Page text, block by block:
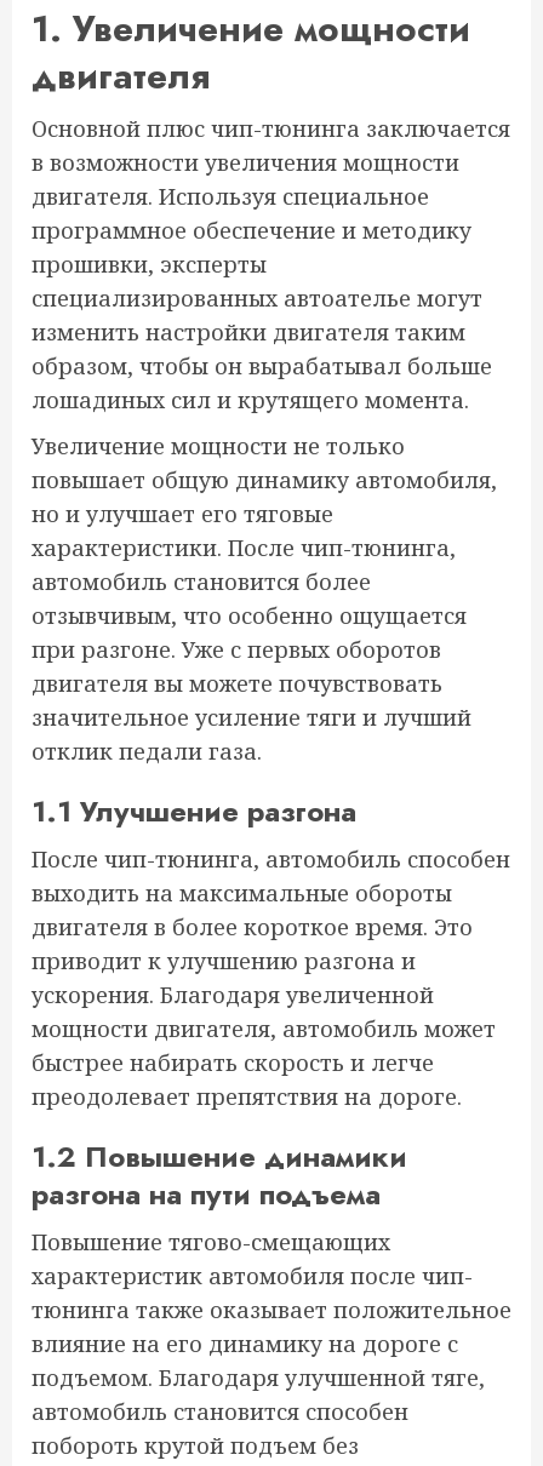
1. Увеличение мощности
двигателя
Основной плюс чип-тюнинга заключается
в возможности увеличения мощности
двигателя. Используя специальное
программное обеспечение и методику
прошивки, эксперты
специализированных автоателье могут
изменить настройки двигателя таким
образом, чтобы он вырабатывал больше
лошадиных сил и крутящего момента.
Увеличение мощности не только
повышает общую динамику автомобиля,
но и улучшает его тяговые
характеристики. После чип-тюнинга,
автомобиль становится более
отзывчивым, что особенно ощущается
при разгоне. Уже с первых оборотов
двигателя вы можете почувствовать
значительное усиление тяги и лучший
отклик педали газа.
1.1 Улучшение разгона
После чип-тюнинга, автомобиль способен
выходить на максимальные обороты
двигателя в более короткое время. Это
приводит к улучшению разгона и
ускорения. Благодаря увеличенной
мощности двигателя, автомобиль может
быстрее набирать скорость и легче
преодолевает препятствия на дороге.
1.2 Повышение динамики
разгона на пути подъема
Повышение тягово-смещающих
характеристик автомобиля после чип-
тюнинга также оказывает положительное
влияние на его динамику на дороге с
подъемом. Благодаря улучшенной тяге,
автомобиль становится способен
побороть крутой подъем без